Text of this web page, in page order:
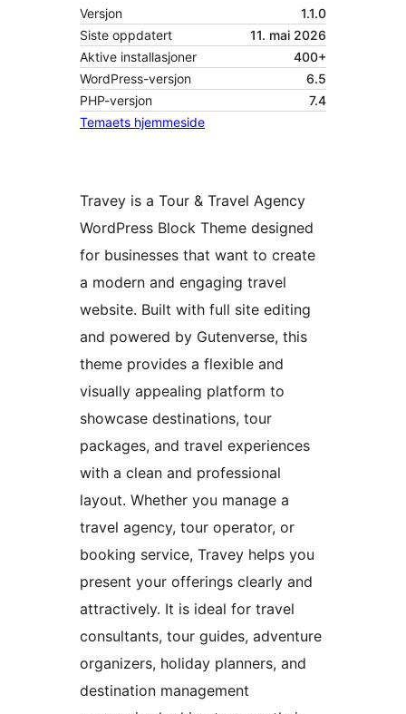
Versjon
1.1.0
Siste oppdatert
11. mai 2026
Aktive installasjoner
400+
WordPress-versjon
6.5
PHP-versjon
7.4
Temaets hjemmeside
Travey is a Tour & Travel Agency
WordPress Block Theme designed
for businesses that want to create
a modern and engaging travel
website. Built with full site editing
and powered by Gutenverse, this
theme provides a flexible and
visually appealing platform to
showcase destinations, tour
packages, and travel experiences
with a clean and professional
layout. Whether you manage a
travel agency, tour operator, or
booking service, Travey helps you
present your offerings clearly and
attractively. It is ideal for travel
consultants, tour guides, adventure
organizers, holiday planners, and
destination management